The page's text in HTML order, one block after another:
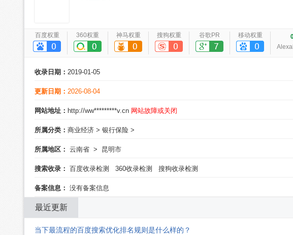
百度权重 360权重 神马权重 搜狗权重 谷歌PR 移动权重
收录日期： 2019-01-05
更新日期： 2026-08-04
网站地址： http://ww*********v.cn 网站故障或关闭
所属分类： 商业经济 > 银行保险 >
所属地区： 云南省 > 昆明市
搜索收录： 百度收录检测 360收录检测 搜狗收录检测
备案信息： 没有备案信息
最近更新
当下最流程的百度搜索优化排名规则是什么样的？